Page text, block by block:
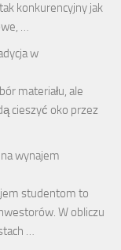
konkurencyjny jak
…
w
materiału, ale
cieszyć oko przez
wynajem
studentom to
W obliczu
…